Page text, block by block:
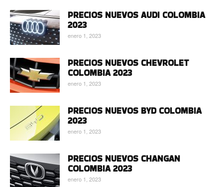
PRECIOS NUEVOS AUDI COLOMBIA
2023
enero 1, 2023
PRECIOS NUEVOS CHEVROLET
COLOMBIA 2023
enero 1, 2023
PRECIOS NUEVOS BYD COLOMBIA
2023
enero 1, 2023
PRECIOS NUEVOS CHANGAN
COLOMBIA 2023
enero 1, 2023